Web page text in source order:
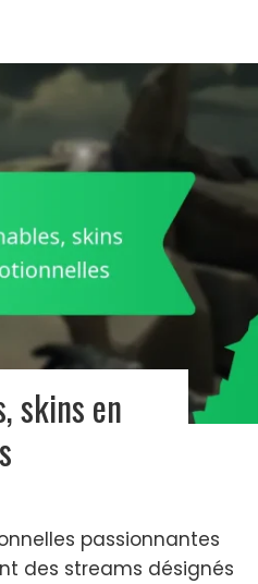
skins en
passionnantes
des streams désignés